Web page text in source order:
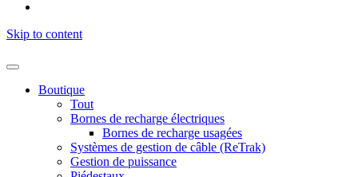
Skip to content
Boutique
Tout
Bornes de recharge électriques
Bornes de recharge usagées
Systèmes de gestion de câble (ReTrak)
Gestion de puissance